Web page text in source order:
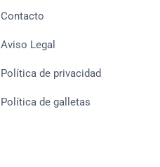
Contacto
Aviso Legal
Política de privacidad
Política de galletas